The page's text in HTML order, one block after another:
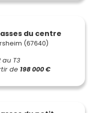
du centre
(67640)
au T3
de 198 000 €